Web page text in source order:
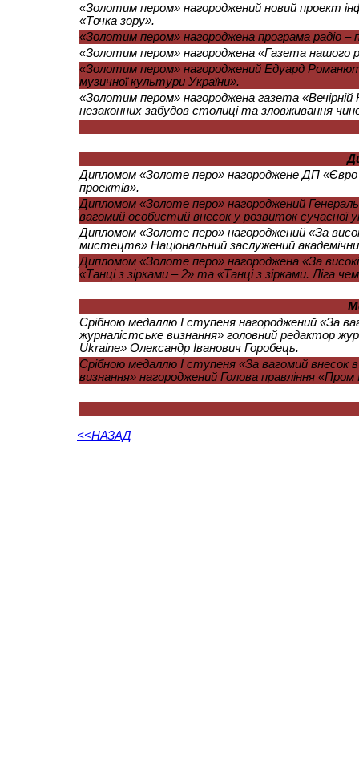
«Золотим пером» нагороджений новий проект
«Точка зору».
«Золотим пером» нагороджена програма радіо
«Золотим пером» нагороджена «Газета нашого
«Золотим пером» нагороджений Едуард Романюта
музичної культури України».
«Золотим пером» нагороджена газета «Вечірній
незаконних забудов столиці та зловживання
Дипломом «Золоте перо» нагороджене ДП «Євро
проектів».
Дипломом «Золоте перо» нагороджений
вагомий особистий внесок у розвиток сучасної
Дипломом «Золоте перо» нагороджений «За
мистецтв» Національний заслужений
Дипломом «Золоте перо» нагороджена «За
«Танці з зірками – 2» та «Танці з зірками. Ліга
Срібною медаллю І ступеня нагороджений «За
журналістське визнання» головний редактор
Ukraine» Олександр Іванович Горобець.
Срібною медаллю І ступеня «За вагомий внесок
визнання» нагороджений Голова правління
<<НАЗАД